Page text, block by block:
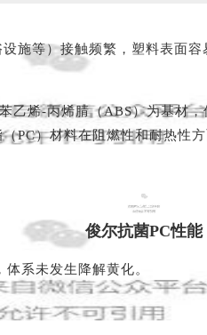
施等）接触频繁，塑料表面
乙烯-丙烯腈（ABS）为基材
PC）材料在阻燃性和耐热性
01
俊尔抗菌PC性能
系未发生降解黄化。